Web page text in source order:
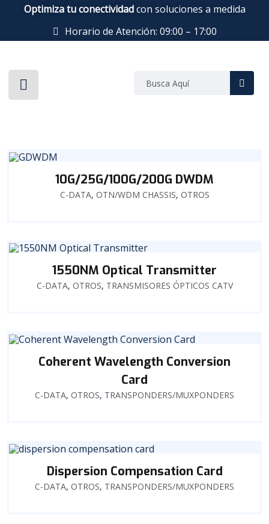
Optimiza tu conectividadcon soluciones a medida
Horario de Atención: 09:00 – 17:00
10G/25G/100G/200G DWDM
C-DATA, OTN/WDM CHASSIS, OTROS
1550NM Optical Transmitter
C-DATA, OTROS, TRANSMISORES ÓPTICOS CATV
Coherent Wavelength Conversion
Card
C-DATA, OTROS, TRANSPONDERS/MUXPONDERS
Dispersion Compensation Card
C-DATA, OTROS, TRANSPONDERS/MUXPONDERS